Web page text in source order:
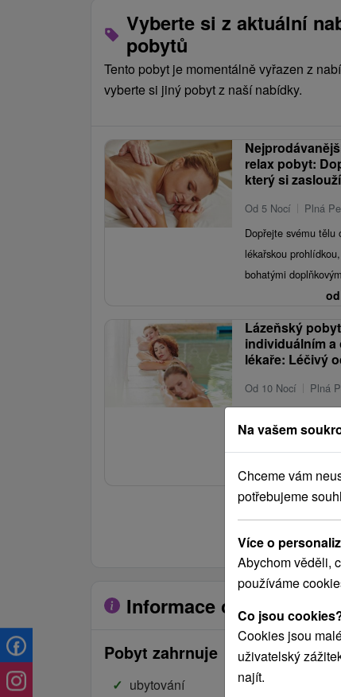
Vyberte si z aktuální
pobytů
Tento pobyt je momentálně vyřazen z
vyberte si jiný pobyt z naší nabídky.
relax pobyt:
který si
Od 5 Nocí
Plná
Dopřejte svému tělu
lékařskou
bohatými
od
Lázeňský
individuálním
lékaře: Léčivý
Od 10 Nocí
Plná
Léčebné procedury
parku vám pomohou
na duši.
od
Zobrazit více
Informace o pobytu
Pobyt zahrnuje
ubytování
Na vašem
Chceme vám
potřebujeme
Více o
Abychom věděli,
používáme
Co jsou
Cookies jsou
uživatelský
najít.